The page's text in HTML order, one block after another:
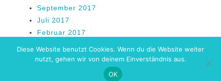
September 2017
Juli 2017
Februar 2017
© 2021 Stadtpaddler
Kontakt
Datenschutz
Diese Website benutzt Cookies. Wenn du die Website weiter
nutzt, gehen wir von deinem Einverständnis aus.
OK